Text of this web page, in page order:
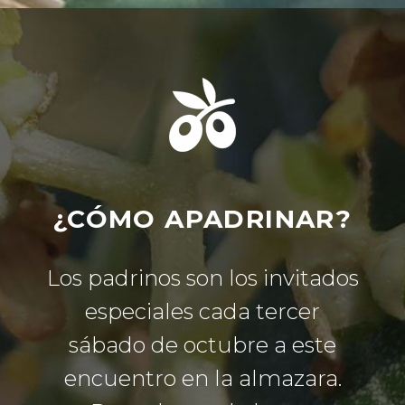
¿CÓMO APADRINAR?
Los padrinos son los invitados
especiales cada tercer
sábado de octubre a este
encuentro en la almazara.